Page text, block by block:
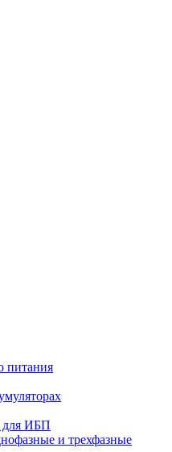
питания
ИБП
и трехфазные